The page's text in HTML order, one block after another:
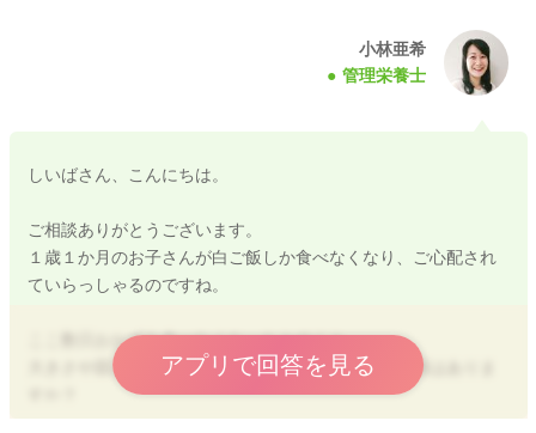
小林亜希
管理栄養士
しいばさん、こんにちは。
ご相談ありがとうございます。
１歳１か月のお子さんが白ご飯しか食べなくなり、ご心配され
ていらっしゃるのですね。
ここ数日おかずを食べなくなったとのこと、
大きさや固さ、味付けを変えたなど、考えられる原因はありま
また、お子さんの体調はいかがでしょうか？
アプリで回答を見る